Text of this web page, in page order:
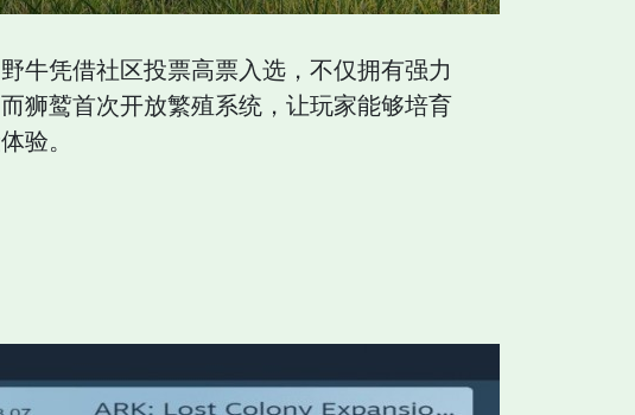
牛凭借社区投票高票入选，不仅拥有强力
狮鹫首次开放繁殖系统，让玩家能够培育
验。